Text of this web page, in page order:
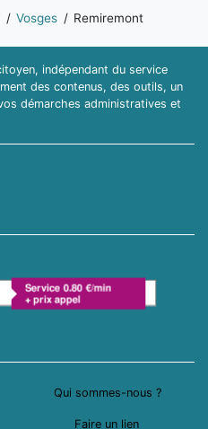
Vosges Remiremont
indépendant du service
des contenus, des outils, un
démarches administratives et
Qui sommes-nous ?
Faire un lien